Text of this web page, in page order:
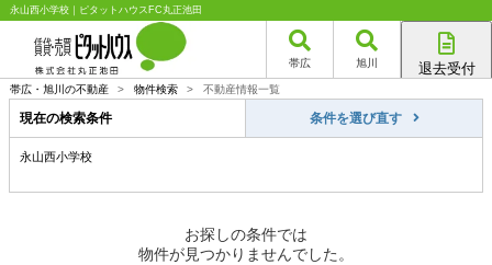
永山西小学校｜ピタットハウスFC丸正池田
帯広 旭川 退去受付
旭川店
帯広・旭川の不動産 > 物件検索 > 不動産情報一覧
現在の検索条件 条件を選び直す
永山西小学校
お探しの条件では
物件が見つかりませんでした。